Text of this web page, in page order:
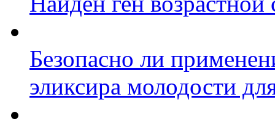
Безопасно ли
эликсира молодости